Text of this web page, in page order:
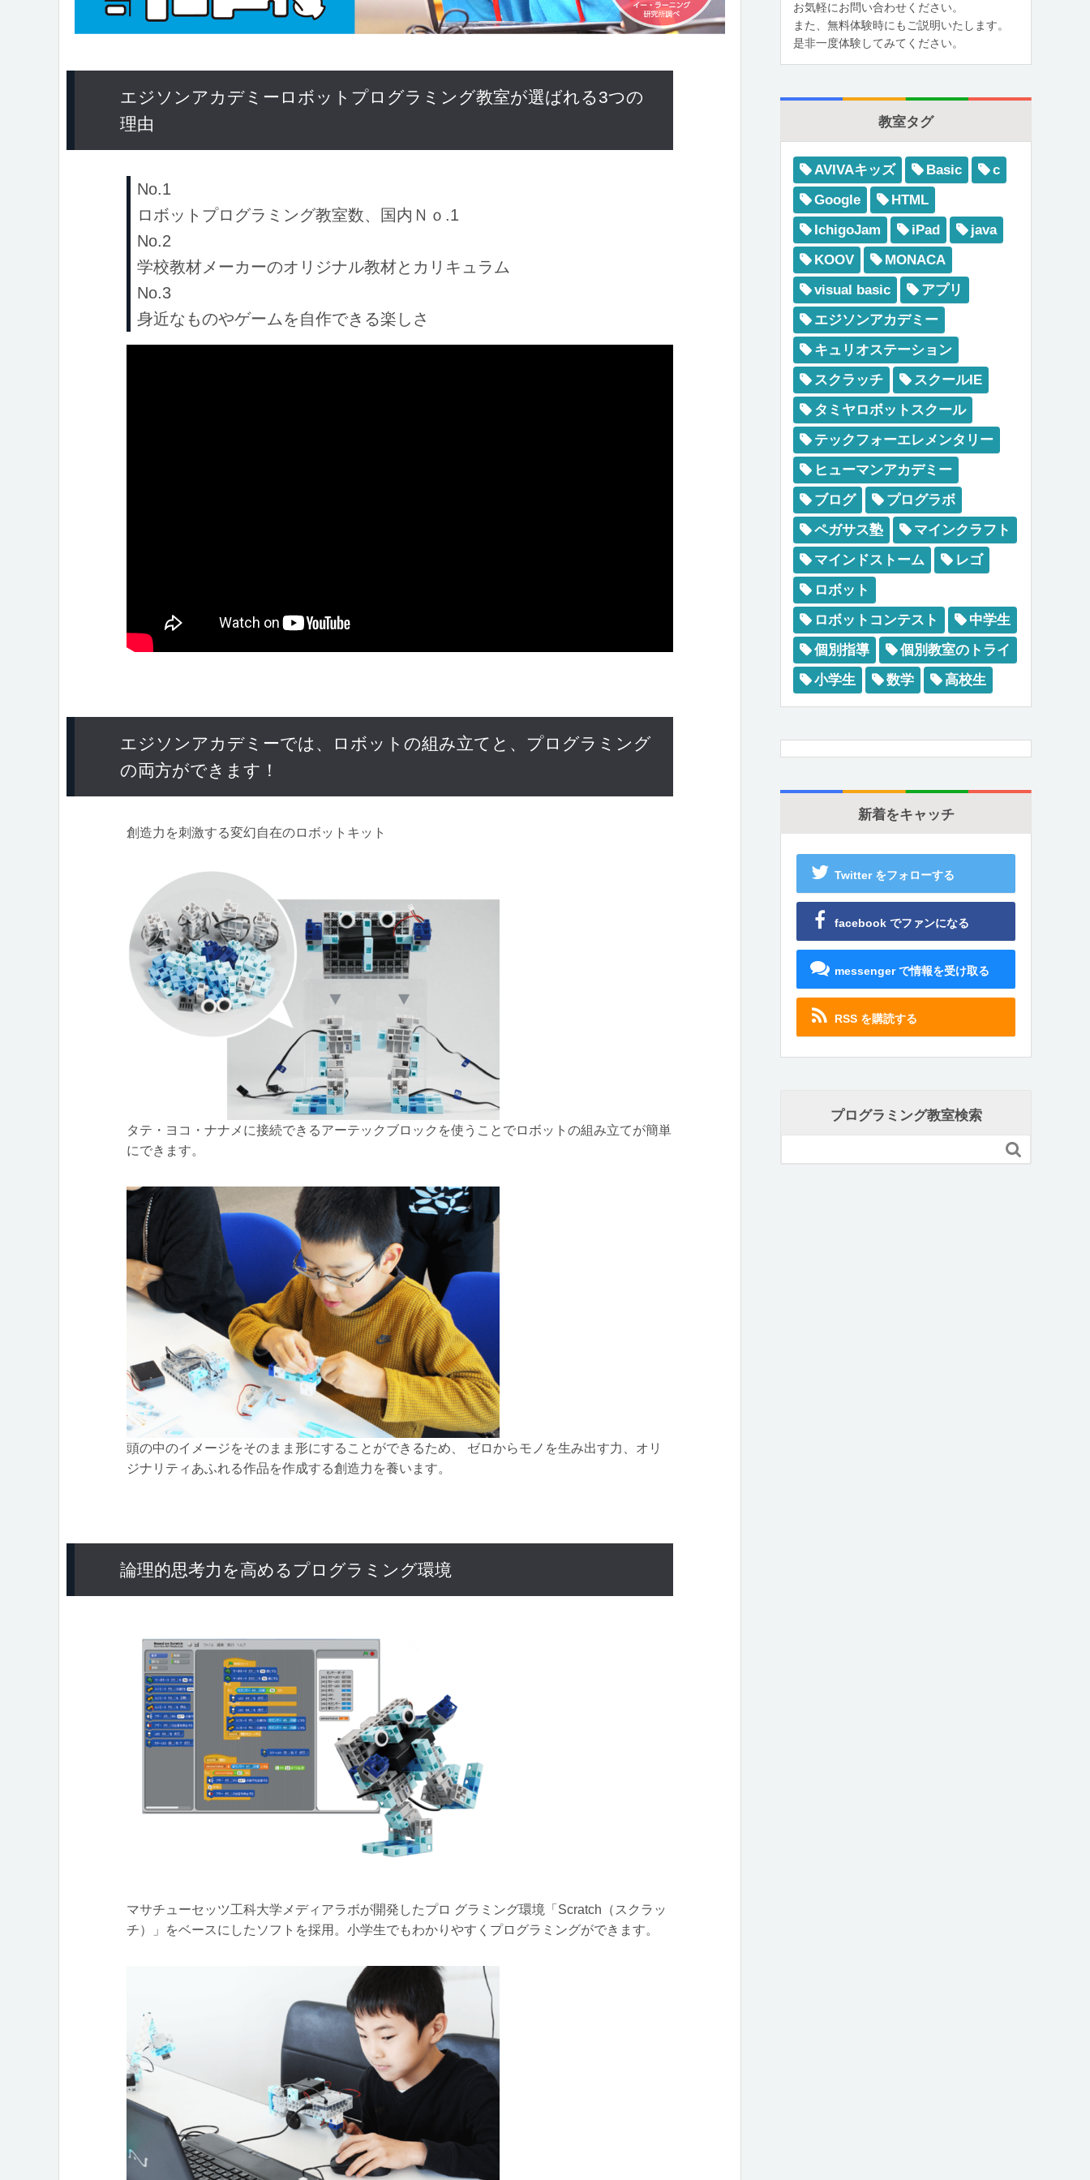
エジソンアカデミーロボットプログラミング教室が選ばれる3つの
理由
No.1
ロボットプログラミング教室数、国内Ｎｏ.1
No.2
学校教材メーカーのオリジナル教材とカリキュラム
No.3
身近なものやゲームを自作できる楽しさ
エジソンアカデミーでは、ロボットの組み立てと、プログラミング
の両方ができます！
創造力を刺激する変幻自在のロボットキット
タテ・ヨコ・ナナメに接続できるアーテックブロックを使うことでロボットの組み立てが簡単
にできます。
頭の中のイメージをそのまま形にすることができるため、 ゼロからモノを生み出す力、オリ
ジナリティあふれる作品を作成する創造力を養います。
論理的思考力を高めるプログラミング環境
マサチューセッツ工科大学メディアラボが開発したプロ グラミング環境「Scratch（スクラッ
チ）」をベースにしたソフトを採用。小学生でもわかりやすくプログラミングができます。
お気軽にお問い合わせください。
また、無料体験時にもご説明いたします。
是非一度体験してみてください。
教室タグ
AVIVAキッズ Basic
c
Google
HTML
IchigoJam
iPad
java
KOOV
MONACA
visual basic
アプリ
エジソンアカデミー
キュリオステーション
スクラッチ
スクールIE
タミヤロボットスクール
テックフォーエレメンタリー
ヒューマンアカデミー
ブログ
プログラボ
ペガサス塾
マインクラフト
マインドストーム
レゴ
ロボット
ロボットコンテスト
中学生
個別指導
個別教室のトライ
小学生
数学 高校生
新着をキャッチ
Twitter をフォローする
facebook でファンになる
messenger で情報を受け取る
RSS を購読する
プログラミング教室検索
